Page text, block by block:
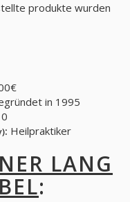
produkte wurden
in 1995
: Heilpraktiker
LANG
: